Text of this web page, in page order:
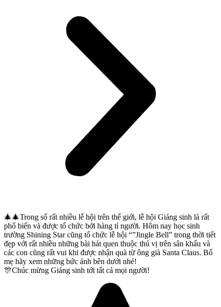
🎄🎄Trong số rất nhiều lễ hội trên thế giới, lễ hội Giáng sinh là rất
phổ biến và được tổ chức bởi hàng tỉ người. Hôm nay học sinh
trường Shining Star cũng tổ chức lễ hội “”Jingle Bell” trong thời tiết
đẹp với rất nhiều những bài hát quen thuộc thú vị trên sân khấu và
các con cũng rất vui khi được nhận quà từ ông già Santa Claus. Bố
mẹ hãy xem những bức ảnh bên dưới nhé!
🎊Chúc mừng Giáng sinh tới tất cả mọi người!